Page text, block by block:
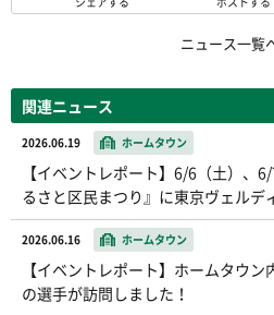
ニュース一覧
関連ニュース
2026.06.19 ホームタウン
【イベントレポート】6/6（土）、
るさと区民まつり』に東京ヴェルデ
2026.06.16 ホームタウン
【イベントレポート】ホームタウ
の選手が訪問しました！